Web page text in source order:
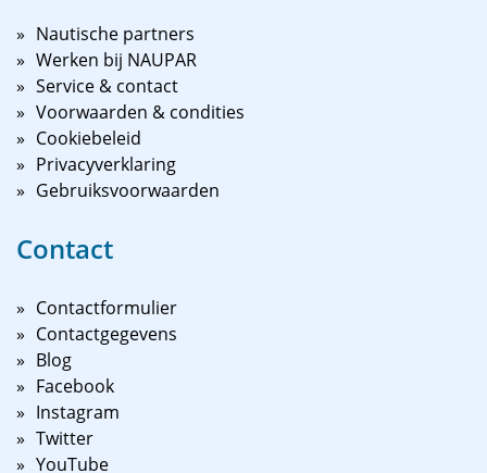
Nautische partners
Werken bij NAUPAR
Service & contact
Voorwaarden & condities
Cookiebeleid
Privacyverklaring
Gebruiksvoorwaarden
Contact
Contactformulier
Contactgegevens
Blog
Facebook
Instagram
Twitter
YouTube